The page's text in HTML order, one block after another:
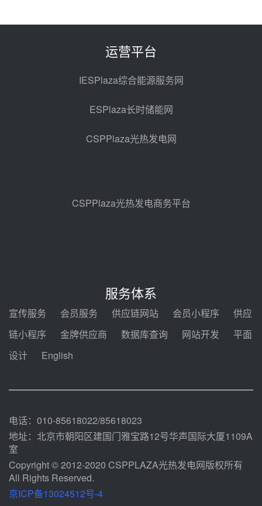
100MW光工程性能试验采购
光热示范电站二列蒸汽发生器设备
亚核阀业中标天山北麓100MW光
热发电工程EPC总承包项目熔盐截
止阀、熔盐三偏心蝶阀采购
08-05 17:15
包项目熔盐介质超声波流量计采购
08-05 17:09
电机组灵活性改造项目三元液态盐
采购合同
迪尔化工预中标华能西安热工院
2026-2029年熔盐介质框架协议
100MW光热项目机组调试及性能
运营平台
IESPlaza综合能源服务网
ESPlaza长时储能网
CSPPlaza光热发电网
CSPPlaza光热发电商务平台
服务体系
宣传服务 会员服务 供应链网站 会员小程序
供应
链小程序
金牌供应商 数据库查询 网站开发
平面
设计
English
电话：010-85618022/85618023
地址：北京市朝阳区建国门雅宝路12号华声国际大厦1109A
室
Copyright © 2012-2020 CSPPLAZA光热发电网版权所有
All Rights Reserved.
京ICP备13024512号-4